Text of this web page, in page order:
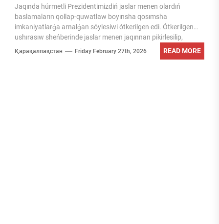
Jaqında húrmetli Prezidentimizdiń jaslar menen olardıń
baslamaların qollap-quwatlaw boyınsha qosımsha
imkaniyatlarǵa arnalǵan sóylesiwi ótkerilgen edi. Ótkerilgen
ushırasıw sheńberinde jaslar menen jaqınnan pikirlesilip,
olardıń baslamaları qollap-quwatlandı...
Қарақалпақстан Friday February 27th, 2026 READ MORE